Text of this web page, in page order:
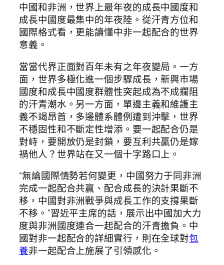
中國和非洲，世界上最年夜的成長中國度和
成長中國度最集中的年夜陸。從汗青方位和
國際格式看，更能讀懂中非一起配合的世界
意義。
當當代界正面對百年未有之年夜變局。一方
面，世界多極化進一個步驟成長，新興市場
國度和成長中國度群體性突起成為不成攔阻
的汗青潮水。另一方面，單邊主義和維護主
義不竭昂首，多邊體系體例遭到沖擊，世界
不穩固性和不斷定性增添。要一起配合仍是
對峙，要開放仍是封鎖，要互利共贏仍是嫁
禍他人？世界站在又一個十字路口上。
“無論國際情勢若何變更，中國努力于同非洲
完成一起配合共贏、配合成長的決計果斷不
移，中國對非洲戰爭與成長工作的支撐果斷
不移。”習近平主席的話，展示出中國加大力
度與非洲國度連合一起配合的汗青擔負。中
國對非一起配合的詳細實行，則在全球對包
養非一起配合上施展了引領感化。